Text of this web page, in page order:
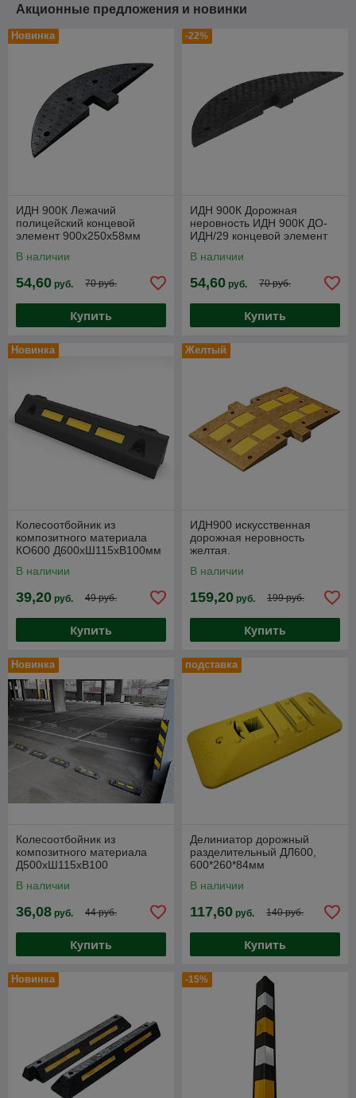
Акционные предложения и новинки
Новинка
ИДН 900К Лежачий
полицейский концевой
элемент 900х250х58мм
В наличии
54,60 руб. 70 руб.
Купить
-22%
ИДН 900К Дорожная
неровность ИДН 900К ДО-
ИДН/29 концевой элемент
В наличии
54,60 руб. 70 руб.
Купить
Новинка
Колесоотбойник из
композитного материала
КО600 Д600хШ115хВ100мм
В наличии
39,20 руб. 49 руб.
Купить
Желтый
ИДН900 искусственная
дорожная неровность
желтая.
В наличии
159,20 руб. 199 руб.
Купить
Новинка
Колесоотбойник из
композитного материала
Д500хШ115хВ100
В наличии
36,08 руб. 44 руб.
Купить
подставка
Делиниатор дорожный
разделительный ДЛ600,
600*260*84мм
В наличии
117,60 руб. 140 руб.
Купить
Новинка -15%